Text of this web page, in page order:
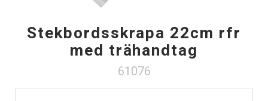
Stekbordsskrapa 22cm rfr
med trähandtag
61076